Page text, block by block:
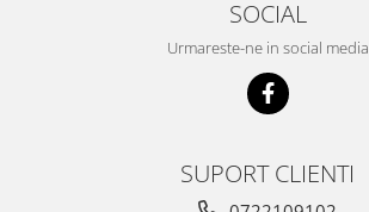
SOCIAL
Urmareste-ne in social media
SUPORT CLIENTI